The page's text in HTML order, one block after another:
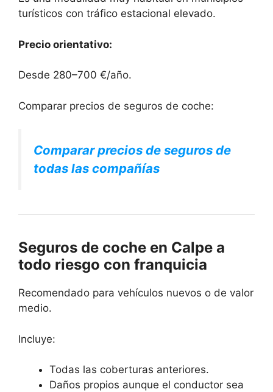
turísticos con tráfico estacional elevado.
Precio orientativo:
Desde 280–700 €/año.
Comparar precios de seguros de coche:
Comparar precios de seguros de
todas las compañías
Seguros de coche en Calpe a
todo riesgo con franquicia
Recomendado para vehículos nuevos o de valor
medio.
Incluye:
Todas las coberturas anteriores.
Daños propios aunque el conductor sea